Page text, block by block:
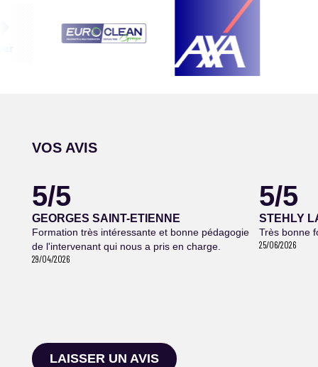
VOS AVIS
5/5
GEORGES SAINT-ETIENNE
Formation très intéressante et bonne pédagogie
de l'intervenant qui nous a pris en charge.
29/04/2026
5/5
STEHLY
Très bonne
25/06/2026
LAISSER UN AVIS